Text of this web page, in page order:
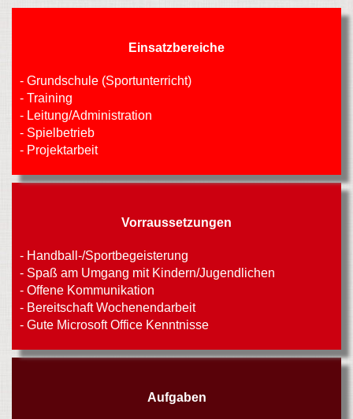
Einsatzbereiche
- Grundschule (Sportunterricht)
- Training
- Leitung/Administration
- Spielbetrieb
- Projektarbeit
Vorraussetzungen
- Handball-/Sportbegeisterung
- Spaß am Umgang mit Kindern/Jugendlichen
- Offene Kommunikation
- Bereitschaft Wochenendarbeit
- Gute Microsoft Office Kenntnisse
Aufgaben